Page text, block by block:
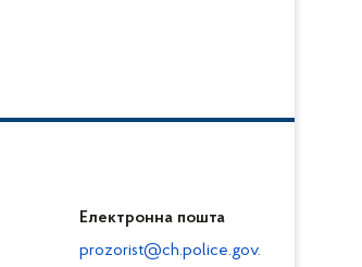
Електронна пошта
prozorist@ch.police.gov.